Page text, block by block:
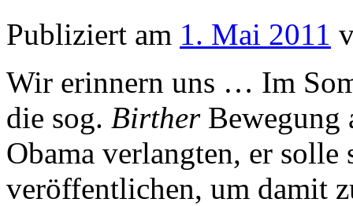
Publiziert am 1. Mai 2011
Wir erinnern uns … Im
die sog. BirtherBewegung
Obama verlangten, er solle
veröffentlichen, um damit